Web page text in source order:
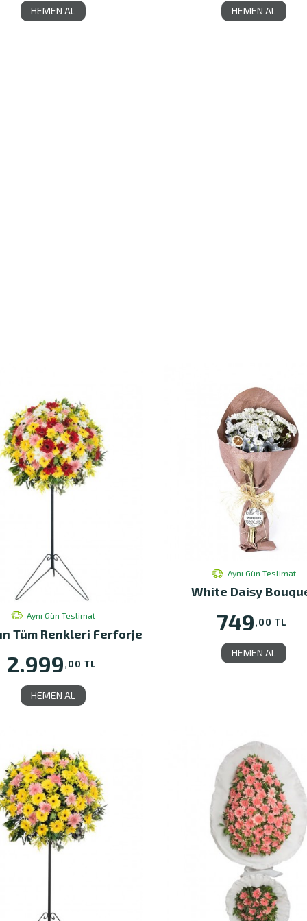
HEMEN AL HEMEN AL
Aynı Gün Teslimat
Tüm Renkleri Ferforje
2.999,00 TL
HEMEN AL
Aynı Gün Teslimat
White Daisy
749,00 TL
HEMEN AL